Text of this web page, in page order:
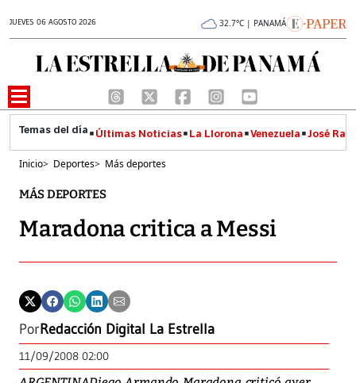
JUEVES 06 AGOSTO 2026 32.7°C | PANAMÁ
Últimas Noticias La Llorona Venezuela José
Inicio> Deportes> Más deportes
MÁS DEPORTES
Maradona critica a Messi
PorRedacción Digital La Estrella
11/09/2008 02:00